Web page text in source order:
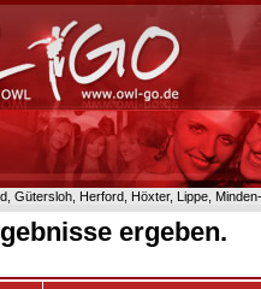
Gütersloh, Herford, Höxter, Lippe,
ergeben.